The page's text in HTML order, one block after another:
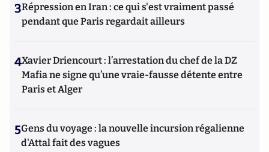
3Répression en Iran : ce qui s'est vraiment passé
pendant que Paris regardait ailleurs
4Xavier Driencourt : l’arrestation du chef de la DZ
Mafia ne signe qu’une vraie-fausse détente entre
Paris et Alger
5Gens du voyage : la nouvelle incursion régalienne
d'Attal fait des vagues